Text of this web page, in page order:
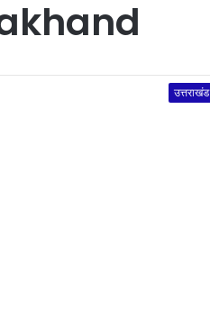
उत्तराखंड